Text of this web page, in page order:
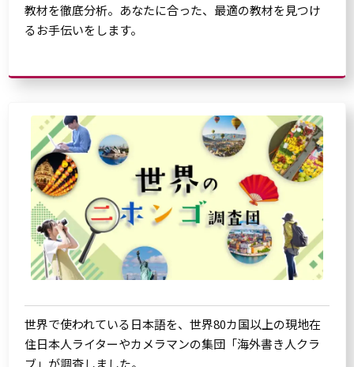
教材を徹底分析。あなたに合った、最適の教材を見つけ
るお手伝いをします。
世界で使われている日本語を、世界80カ国以上の現地在
住日本人ライターやカメラマンの集団「海外書き人クラ
ブ」が調査しました。